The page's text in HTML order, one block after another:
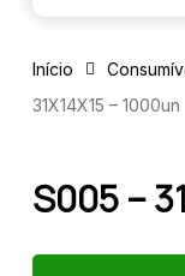
Início
31X14X15 – 1000un
S005 –